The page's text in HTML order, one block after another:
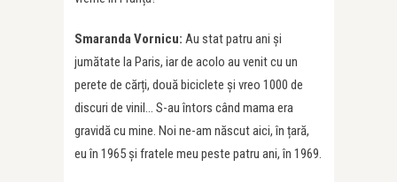
Smaranda Vornicu: Au stat patru ani și
jumătate la Paris, iar de acolo au venit cu un
perete de cărți, două biciclete și vreo 1000 de
discuri de vinil… S-au întors când mama era
gravidă cu mine. Noi ne-am născut aici, în țară,
eu în 1965 și fratele meu peste patru ani, în 1969.